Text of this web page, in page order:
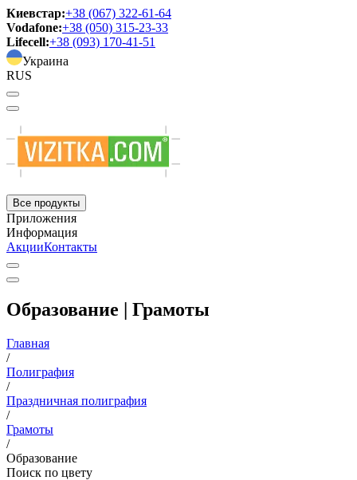
Киевстар:+38 (067) 322-61-64
Vodafone:+38 (050) 315-23-33
Lifecell:+38 (093) 170-41-51
Украина
RUS
Все продукты
Приложения
Информация
АкцииКонтакты
Образование | Грамоты
Главная
/
Полиграфия
/
Праздничная полиграфия
/
Грамоты
/
Образование
Поиск по цвету